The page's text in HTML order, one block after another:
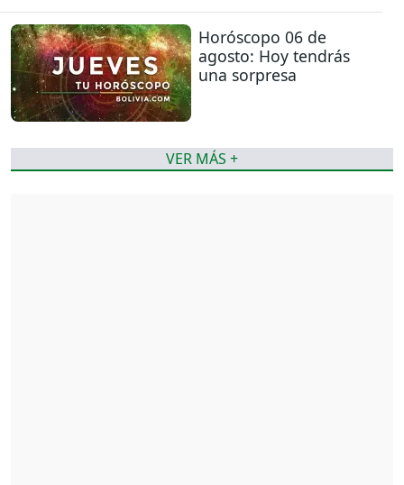
Horóscopo 06 de
agosto: Hoy tendrás
una sorpresa
VER MÁS +